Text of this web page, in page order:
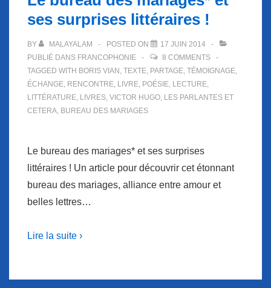
ses surprises littéraires !
BY MALAYALAM POSTED ON
17 JUIN 2014
PUBLIÉ DANS FRANCOPHONIE
8 COMMENTS
TAGGED WITH BORIS VIAN , TEXTE, PARTAGE, TÉMOIGNAGE,
ÉCHANGE, RENCONTRE, LIVRE, POÉSIE, LECTURE,
LITTÉRATURE, LIVRES, VICTOR HUGO, LES PARLANTES ET
CETERA, BUREAU DES MARIAGES
Le bureau des mariages* et ses surprises
littéraires ! Un article pour découvrir cet étonnant
bureau des mariages, alliance entre amour et
belles lettres…
Lire la suite ›